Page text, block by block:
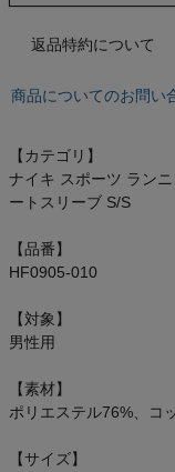
サックス SAXX
オン On
スポーツマリオTOP
ベースボールマリオ（
お気に入り
ご利用ガイド
返品特約について
商品についてのお問い
【カテゴリ】
ナイキ スポーツ ラン
ートスリーブ S/S
【品番】
HF0905-010
【対象】
男性用
【素材】
ポリエステル76%、コ
【サイズ】